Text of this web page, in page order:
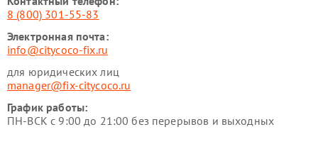
8 (800) 301-55-83
Электронная почта:
info@citycoco-fix.ru
для юридических лиц
manager@fix-citycoco.ru
График работы:
ПН-ВСК с 9:00 до 21:00 без перерывов и выходных